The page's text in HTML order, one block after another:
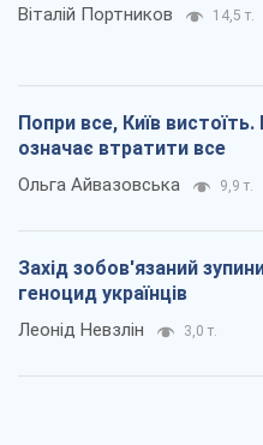
Віталій Портников 14,5 т.
Попри все, Київ
означає втратити все
Ольга Айвазовська 9,9 т.
Захід зобов'язаний
геноцид українців
Леонід Невзлін 3,0 т.